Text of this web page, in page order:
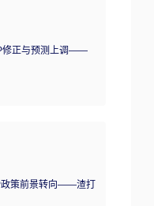
修正与预测上调——
政策前景转向——渣打